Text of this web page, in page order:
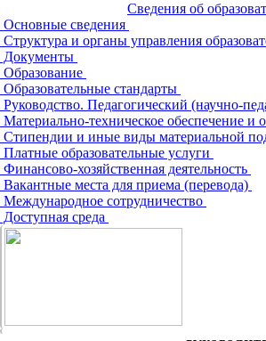
Сведения об
Основные сведения
Структура и органы управления
Документы
Образование
Образовательные стандарты
Руководство. Педагогический (научно-
Материально-техническое обеспечение и
Стипендии и иные виды материальной
Платные образовательные услуги
Финансово-хозяйственная деятельность
Вакантные места для приема (перевода)
Международное сотрудничество
Доступная среда